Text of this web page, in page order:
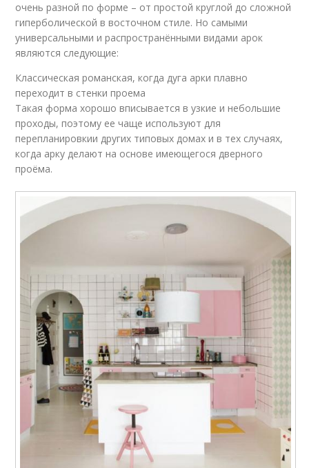
очень разной по форме – от простой круглой до сложной
гиперболической в восточном стиле. Но самыми
универсальными и распространёнными видами арок
являются следующие:
Классическая романская, когда дуга арки плавно
переходит в стенки проема
Такая форма хорошо вписывается в узкие и небольшие
проходы, поэтому ее чаще используют для
перепланировкии других типовых домах и в тех случаях,
когда арку делают на основе имеющегося дверного
проёма.